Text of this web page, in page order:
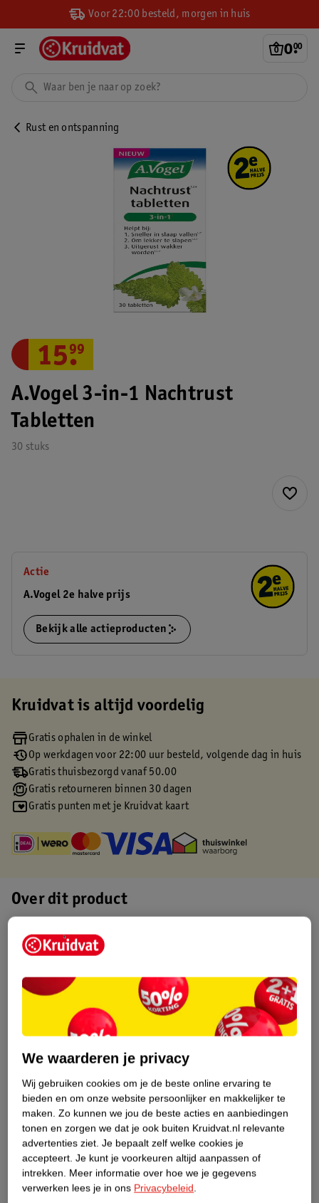
Voor 22:00 besteld, morgen in huis
0.
00
Rust en ontspanning
A.Vogel 3-in-1 Nachtrust
Tabletten
30 stuks
15.
99
Actie
A.Vogel 2e halve prijs
Bekijk alle actieproducten
Kruidvat is altijd voordelig
Gratis ophalen in de winkel
Op werkdagen voor 22:00 uur besteld, volgende dag in huis
Gratis thuisbezorgd vanaf 50.00
Gratis retourneren binnen 30 dagen
Gratis punten met je Kruidvat kaart
Over dit product
Productinformatie
Etiketinformatie
Nature Impact Score
Dit product heeft (nog) geen Nature
Impact Score.
Meer informatie
Bestel & Bezorginformatie
Bekijk ook
We waarderen je privacy
Wij gebruiken cookies om je de beste online ervaring te
bieden en om onze website persoonlijker en makkelijker te
maken. Zo kunnen we jou de beste acties en aanbiedingen
tonen en zorgen we dat je ook buiten Kruidvat.nl relevante
advertenties ziet. Je bepaalt zelf welke cookies je
accepteert. Je kunt je voorkeuren altijd aanpassen of
intrekken. Meer informatie over hoe we je gegevens
verwerken lees je in ons Privacybeleid.